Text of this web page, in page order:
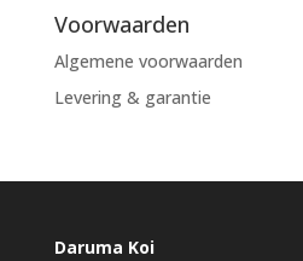
Voorwaarden
Algemene voorwaarden
Levering & garantie
Daruma Koi